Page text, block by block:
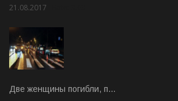
21.08.2017
Две женщины погибли, п…